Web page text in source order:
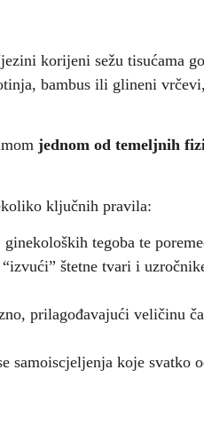
korijeni sežu tisućama
bambus ili glineni
jednom od temeljnih
ključnih pravila:
tegoba te
štetne tvari i
prilagođavajući veličinu
koje svatko